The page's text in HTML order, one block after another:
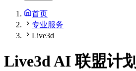
首页
专业服务
Live3d
Live3dAI 联盟计划